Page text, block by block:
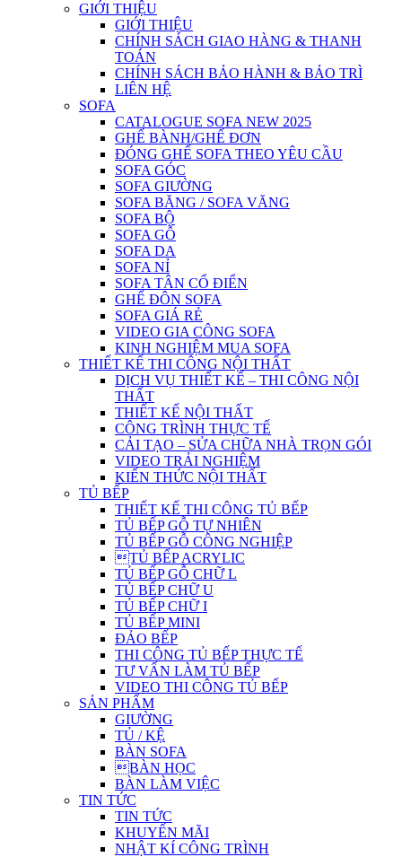
GIỚI THIỆU
GIỚI THIỆU
CHÍNH SÁCH GIAO HÀNG & THANH
TOÁN
CHÍNH SÁCH BẢO HÀNH & BẢO TRÌ
LIÊN HỆ
SOFA
CATALOGUE SOFA NEW 2025
GHẾ BÀNH/GHẾ ĐƠN
ĐÓNG GHẾ SOFA THEO YÊU CẦU
SOFA GÓC
SOFA GIƯỜNG
SOFA BĂNG / SOFA VĂNG
SOFA BỘ
SOFA GỖ
SOFA DA
SOFA NỈ
SOFA TÂN CỔ ĐIỂN
GHẾ ĐÔN SOFA
SOFA GIÁ RẺ
VIDEO GIA CÔNG SOFA
KINH NGHIỆM MUA SOFA
THIẾT KẾ THI CÔNG NỘI THẤT
DỊCH VỤ THIẾT KẾ – THI CÔNG NỘI
THẤT
THIẾT KẾ NỘI THẤT
CÔNG TRÌNH THỰC TẾ
CẢI TẠO – SỬA CHỮA NHÀ TRỌN GÓI
VIDEO TRẢI NGHIỆM
KIẾN THỨC NỘI THẤT
TỦ BẾP
THIẾT KẾ THI CÔNG TỦ BẾP
TỦ BẾP GỖ TỰ NHIÊN
TỦ BẾP GỖ CÔNG NGHIỆP
TỦ BẾP ACRYLIC
TỦ BẾP GỖ CHỮ L
TỦ BẾP CHỮ U
TỦ BẾP CHỮ I
TỦ BẾP MINI
ĐẢO BẾP
THI CÔNG TỦ BẾP THỰC TẾ
TƯ VẤN LÀM TỦ BẾP
VIDEO THI CÔNG TỦ BẾP
SẢN PHẨM
GIƯỜNG
TỦ / KỆ
BÀN SOFA
BÀN HỌC
BÀN LÀM VIỆC
TIN TỨC
TIN TỨC
KHUYẾN MÃI
NHẬT KÍ CÔNG TRÌNH